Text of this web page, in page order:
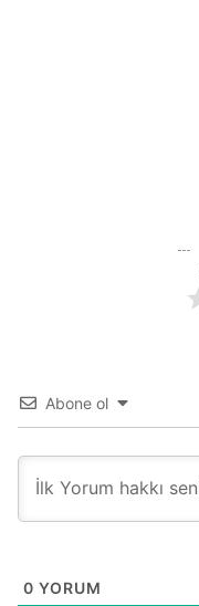
Abone ol
0 YORUM